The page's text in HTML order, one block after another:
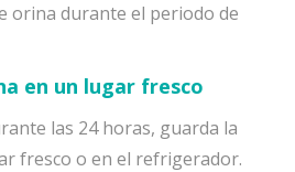
orina durante el periodo de
en un lugar fresco
las 24 horas, guarda la
fresco o en el refrigerador.